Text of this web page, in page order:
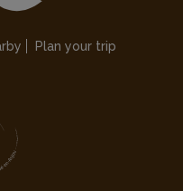
Plan your trip